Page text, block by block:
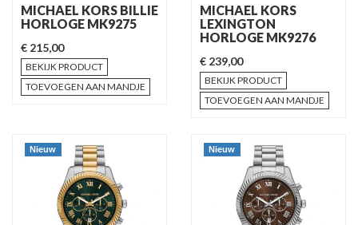
MICHAEL KORS BILLIE
HORLOGE MK9275
€ 215,00
BEKIJK PRODUCT
TOEVOEGEN AAN MANDJE
MICHAEL KORS
LEXINGTON
HORLOGE MK9276
€ 239,00
BEKIJK PRODUCT
TOEVOEGEN AAN MANDJE
Nieuw Nieuw